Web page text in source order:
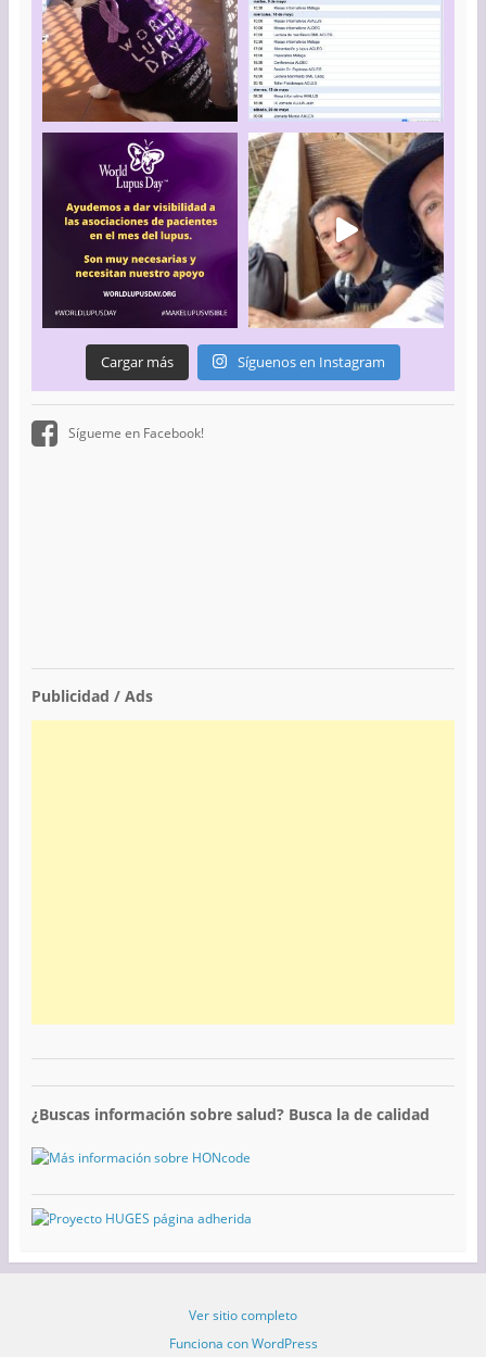
Cargar más Síguenos en Instagram
Sígueme en Facebook!
Publicidad / Ads
¿Buscas información sobre salud? Busca la de calidad
Ver sitio completo
Funciona con WordPress